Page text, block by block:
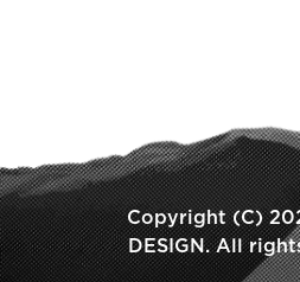
Copyright (C)
DESIGN. All